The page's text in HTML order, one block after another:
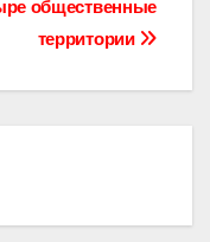
общественные
территории